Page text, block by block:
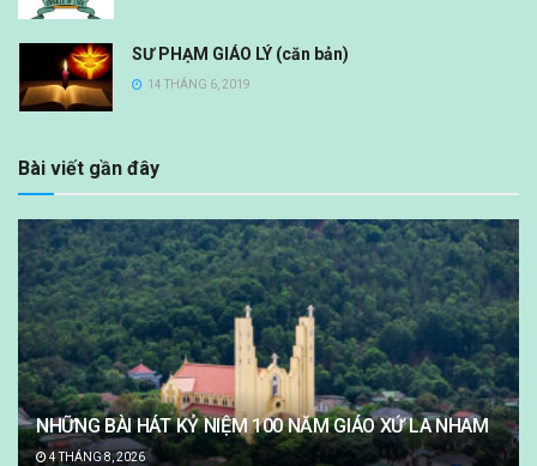
SƯ PHẠM GIÁO LÝ (căn bản)
14 THÁNG 6, 2019
Bài viết gần đây
NHỮNG BÀI HÁT KỶ NIỆM 100 NĂM GIÁO XỨ LA NHAM
4 THÁNG 8, 2026